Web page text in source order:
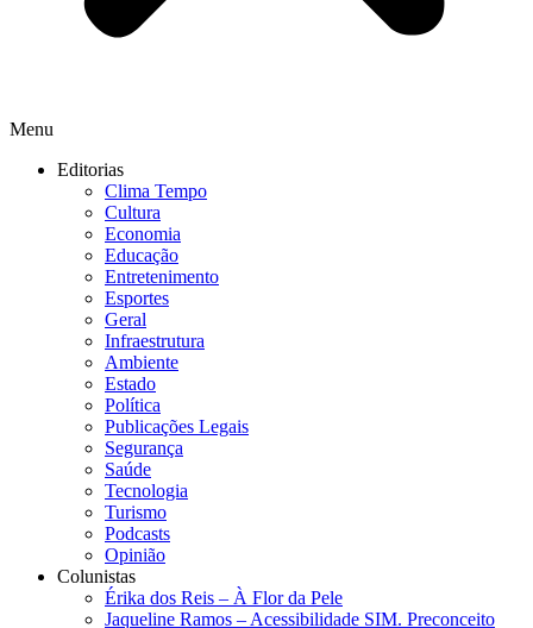
Menu
Editorias
Clima Tempo
Cultura
Economia
Educação
Entretenimento
Esportes
Geral
Infraestrutura
Ambiente
Estado
Política
Publicações Legais
Segurança
Saúde
Tecnologia
Turismo
Podcasts
Opinião
Colunistas
Érika dos Reis​ – À Flor da Pele
Jaqueline Ramos – Acessibilidade SIM. Preconceito